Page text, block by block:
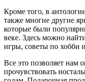
Кроме того, в
также многие другие
которые были
веке. Здесь можно
игры, советы по хобби
Все это позволяет нам
прочувствовать